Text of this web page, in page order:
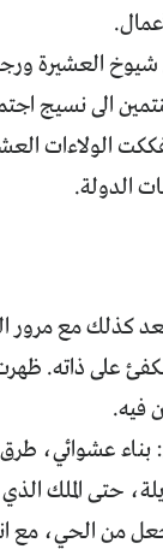
العشيرة
الى نسيج
الولاءات
الدولة.
يعد كذلك مع
على ذاته. ظهرت
فيه.
بناء عشوائي،
حتى الملك
من الحي، مع